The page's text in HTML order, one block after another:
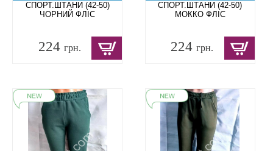
СПОРТ.ШТАНИ (42-50)
ЧОРНИЙ ФЛІС
224 грн.
СПОРТ.ШТАНИ (42-50)
МОККО ФЛІС
224грн.